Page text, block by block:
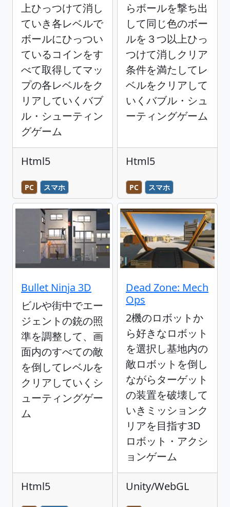
上ひっつけて消し
ていき各レベルで
ボールにひっつい
ているコインをす
べて取得してマッ
プの各レベルをク
リアしていくバブ
ル・シューティン
グゲーム
Html5
PC スマホ
らボールを撃ち出
して同じ色のボー
ルを３つ以上ひっ
つけて消しクリア
条件を満たしてレ
ベルをクリアして
いくバブル・シュ
ーティングゲーム
Html5
PC スマホ
Bullet Ninja 3D
ビルや街中でエー
ジェントの銃の照
準を調整して、画
面内のすべての敵
を倒してレベルを
クリアしていくシ
ューティングゲー
ム
Html5
Dead Zone: Mech
Ops
2機のロボットか
ら好きなロボット
を選択し基地内の
敵ロボットを倒し
ながらターゲット
の装置を破壊して
いきミッションク
リアを目指す3D
ロボット・アクシ
ョンゲーム
Unity/WebGL